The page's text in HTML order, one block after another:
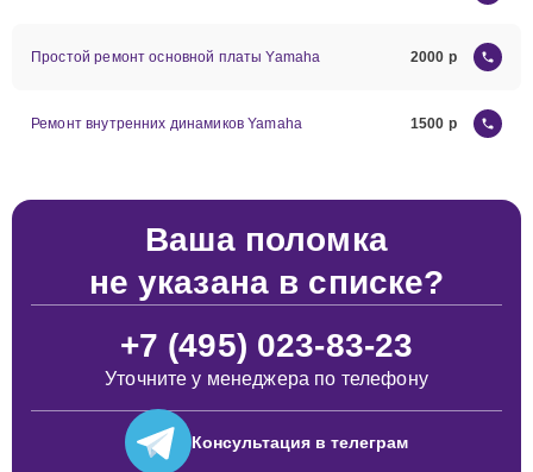
Простой ремонт основной платы Yamaha 2000
Ремонт внутренних динамиков Yamaha 1500
Ваша поломка
не указана в списке?
+7 (495) 023-83-23
Уточните у менеджера по телефону
Консультация в телеграм